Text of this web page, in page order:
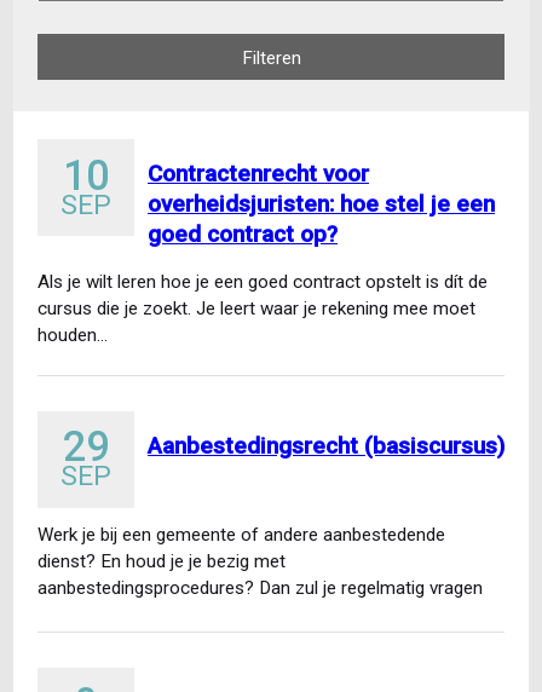
Filteren
10
SEP
Contractenrecht voor
overheidsjuristen: hoe stel je een
goed contract op?
Als je wilt leren hoe je een goed contract opstelt is dít de
cursus die je zoekt. Je leert waar je rekening mee moet
houden…
29
SEP
Aanbestedingsrecht (basiscursus)
Werk je bij een gemeente of andere aanbestedende
dienst? En houd je je bezig met
aanbestedingsprocedures? Dan zul je regelmatig vragen